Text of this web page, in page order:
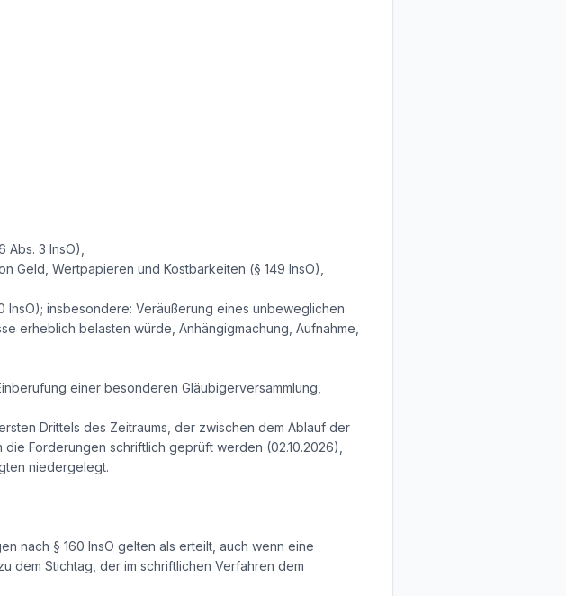
3 InsO),
Geld, Wertpapieren und Kostbarkeiten (§ 149 InsO),
insbesondere: Veräußerung eines unbeweglichen
erheblich belasten würde, Anhängigmachung, Aufnahme,
einer besonderen Gläubigerversammlung,
Drittels des Zeitraums, der zwischen dem Ablauf der
Forderungen schriftlich geprüft werden (02.10.2026),
niedergelegt.
nach § 160 InsO gelten als erteilt, auch wenn eine
dem Stichtag, der im schriftlichen Verfahren dem